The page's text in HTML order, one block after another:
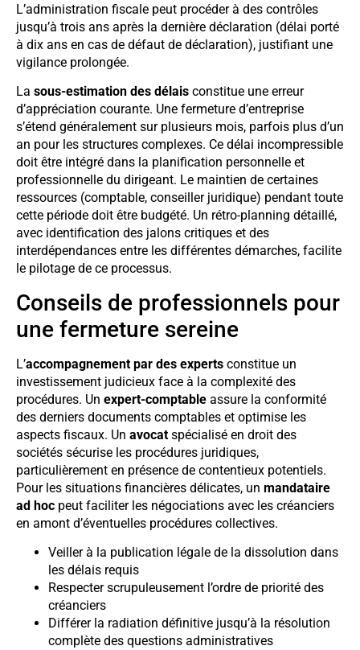
L’administration fiscale peut procéder à des contrôles
jusqu’à trois ans après la dernière déclaration (délai porté
à dix ans en cas de défaut de déclaration), justifiant une
vigilance prolongée.
La sous-estimation des délais constitue une erreur
d’appréciation courante. Une fermeture d’entreprise
s’étend généralement sur plusieurs mois, parfois plus d’un
an pour les structures complexes. Ce délai incompressible
doit être intégré dans la planification personnelle et
professionnelle du dirigeant. Le maintien de certaines
ressources (comptable, conseiller juridique) pendant toute
cette période doit être budgété. Un rétro-planning détaillé,
avec identification des jalons critiques et des
interdépendances entre les différentes démarches, facilite
le pilotage de ce processus.
Conseils de professionnels pour
une fermeture sereine
L’accompagnement par des experts constitue un
investissement judicieux face à la complexité des
procédures. Un expert-comptable assure la conformité
des derniers documents comptables et optimise les
aspects fiscaux. Un avocat spécialisé en droit des
sociétés sécurise les procédures juridiques,
particulièrement en présence de contentieux potentiels.
Pour les situations financières délicates, un mandataire
ad hoc peut faciliter les négociations avec les créanciers
en amont d’éventuelles procédures collectives.
Veiller à la publication légale de la dissolution dans
les délais requis
Respecter scrupuleusement l’ordre de priorité des
créanciers
Différer la radiation définitive jusqu’à la résolution
complète des questions administratives